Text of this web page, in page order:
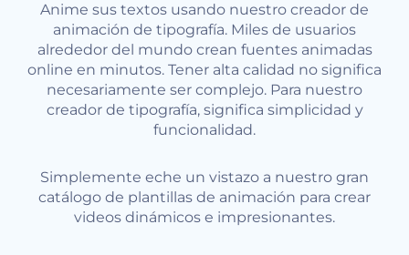
Anime sus textos usando nuestro creador de
animación de tipografía. Miles de usuarios
alrededor del mundo crean fuentes animadas
online en minutos. Tener alta calidad no significa
necesariamente ser complejo. Para nuestro
creador de tipografía, significa simplicidad y
funcionalidad.
Simplemente eche un vistazo a nuestro gran
catálogo de plantillas de animación para crear
videos dinámicos e impresionantes.